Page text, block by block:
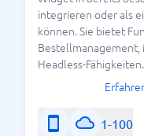
integrieren oder als
können. Sie bietet
Headless-Fähigkeiten.
1-100